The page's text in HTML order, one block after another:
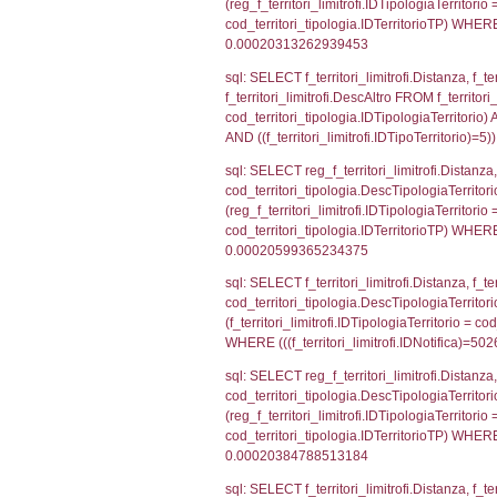
WHERE
sql: SELECT
el_province
=
sql: SELECT
sql: SELECT
INNER JOIN
=